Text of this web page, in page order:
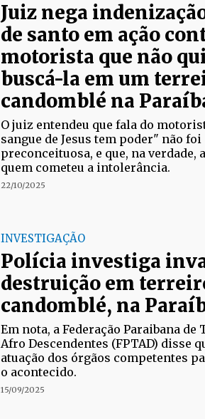
Juiz nega
de santo em ação
motorista que não
buscá-la em um
candomblé na
O juiz entendeu que fala do
sangue de Jesus tem poder" não foi
preconceituosa, e que, na verdade,
quem cometeu a intolerância.
22/10/2025
INVESTIGAÇÃO
Polícia investiga
destruição em
candomblé, na
Em nota, a Federação Paraibana de
Afro Descendentes (FPTAD) disse
atuação dos órgãos competentes
o acontecido.
15/09/2025